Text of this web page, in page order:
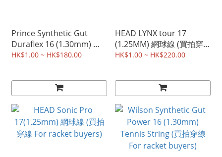
Prince Synthetic Gut
Duraflex 16 (1.30mm) 網
球線 (買拍穿線)
HK$1.00 ~ HK$180.00
HEAD LYNX tour 17
(1.25MM) 網球線 (買拍穿
線 For racket buyers)
HK$1.00 ~ HK$220.00